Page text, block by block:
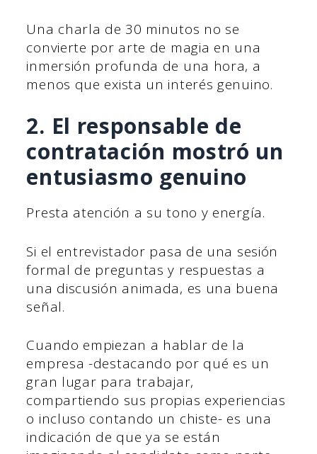
Una charla de 30 minutos no se
convierte por arte de magia en una
inmersión profunda de una hora, a
menos que exista un interés genuino.
2. El responsable de
contratación mostró un
entusiasmo genuino
Presta atención a su tono y energía.
Si el entrevistador pasa de una sesión
formal de preguntas y respuestas a
una discusión animada, es una buena
señal.
Cuando empiezan a hablar de la
empresa -destacando por qué es un
gran lugar para trabajar,
compartiendo sus propias experiencias
o incluso contando un chiste- es una
indicación de que ya se están